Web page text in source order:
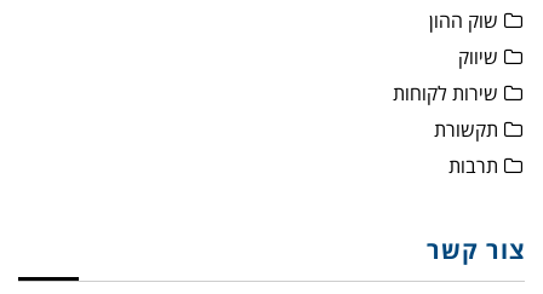
שוק ההון
שיווק
שירות לקוחות
תקשורת
תרבות
צור קשר